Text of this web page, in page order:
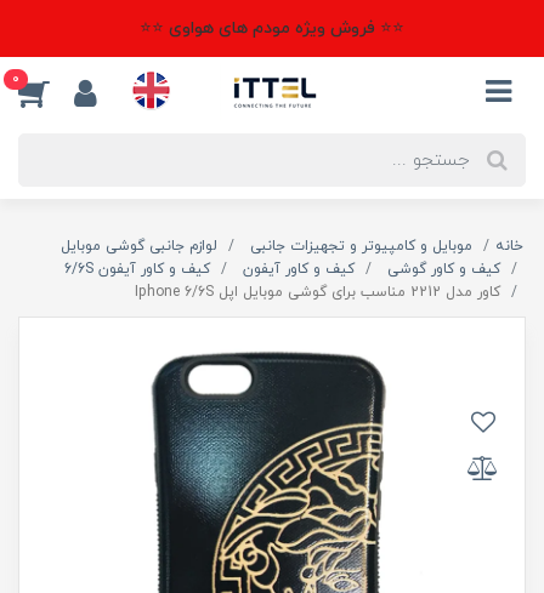
⭐⭐ فروش ویژه مودم های هواوی ⭐⭐
0
خانه موبایل و کامپیوتر و تجهیزات جانبی
لوازم جانبی گوشی موبایل
کیف و کاور گوشی
کیف و کاور آیفون
کیف و کاور آیفون 6/6S
کاور مدل 2212 مناسب برای گوشی موبایل اپل Iphone 6/6S